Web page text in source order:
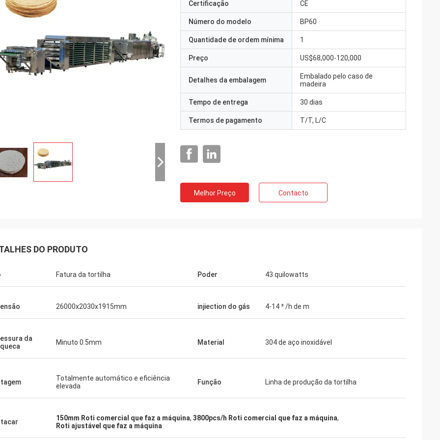
Certificação CE
Número do modelo BP60
Quantidade de ordem mínima 1
Preço US$68,000-120,000
Detalhes da embalagem
Embalado pelo caso de
madeira
Tempo de entrega 30 dias
Termos de pagamento T/T, L/C
Melhor Preço Contacto
DO PRODUTO
Fatura da tortilha Poder 43 quilowatts
26000x2030x1915mm injiection do gás 4-14 ³ /h de m
da
Minuto 0.5mm Material 304 de aço inoxidável
Totalmente automático e eficiência
elevada
Função Linha de produção da tortilha
150mm Roti comercial que faz a máquina, 3800pcs/h Roti comercial que faz a máquina,
Roti ajustável que faz a máquina